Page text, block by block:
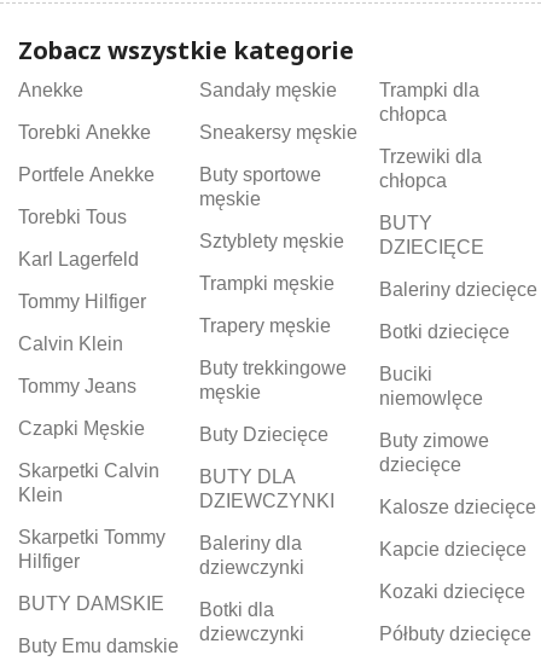
Zobacz wszystkie kategorie
Anekke
Torebki Anekke
Portfele Anekke
Torebki Tous
Karl Lagerfeld
Tommy Hilfiger
Calvin Klein
Tommy Jeans
Czapki Męskie
Skarpetki Calvin
Klein
Skarpetki Tommy
Hilfiger
BUTY DAMSKIE
Buty Emu damskie
Sandały męskie
Sneakersy męskie
Buty sportowe
męskie
Sztyblety męskie
Trampki męskie
Trapery męskie
Buty trekkingowe
męskie
Buty Dziecięce
BUTY DLA
DZIEWCZYNKI
Baleriny dla
dziewczynki
Botki dla
dziewczynki
Trampki dla
chłopca
Trzewiki dla
chłopca
BUTY
DZIECIĘCE
Baleriny dziecięce
Botki dziecięce
Buciki
niemowlęce
Buty zimowe
dziecięce
Kalosze dziecięce
Kapcie dziecięce
Kozaki dziecięce
Półbuty dziecięce